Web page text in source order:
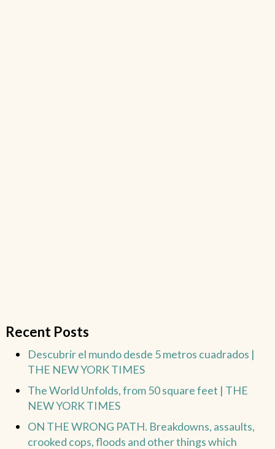
Recent Posts
Descubrir el mundo desde 5 metros cuadrados |
THE NEW YORK TIMES
The World Unfolds, from 50 square feet | THE
NEW YORK TIMES
ON THE WRONG PATH. Breakdowns, assaults,
crooked cops, floods and other things which